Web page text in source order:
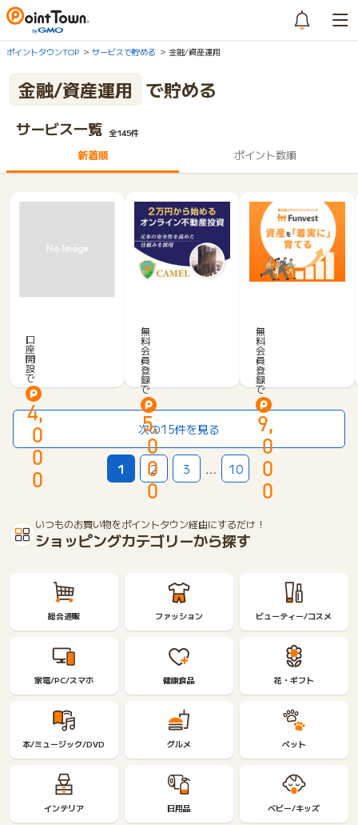
ポイントタウンTOP サービスで貯める 金融/資産運用
金融/資産運用 で貯める
サービス一覧 全145件
新着順 ポイント数順
ス
タ
ー
銀
行
口
座
開
設
+円
定
口
座
開
設
で
4,
0
0
0
M
E
L」
W
e
b
セ
ミ
ナ
ー
参
加
8
月
時
ミ
無
料
会
員
登
録
で
5,
0
0
0
n
v
e
s
t
無
料
会
員
登
録
で
9,
0
0
0
次の15件を見る
1 2 3 … 10
いつものお買い物をポイントタウン経由にするだけ！
ショッピングカテゴリーから探す
総合通販 ファッション ビューティー/コスメ
家電/PC/スマホ 健康食品 花・ギフト
本/ミュージック/DVD グルメ ペット
インテリア 日用品 ベビー/キッズ